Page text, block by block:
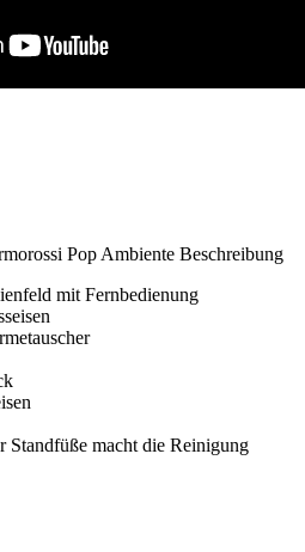
mit Fernbedienung
Standfüße macht die Reinigung